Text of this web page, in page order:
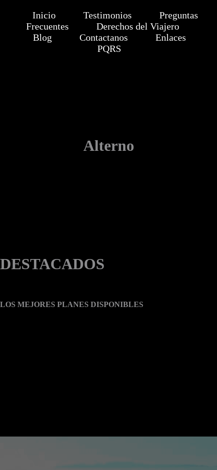
Inicio Testimonios
Preguntas
Frecuentes
Derechos del Viajero
Blog
Contactanos
Enlaces
PQRS
Alterno
DESTACADOS
LOS MEJORES PLANES DISPONIBLES